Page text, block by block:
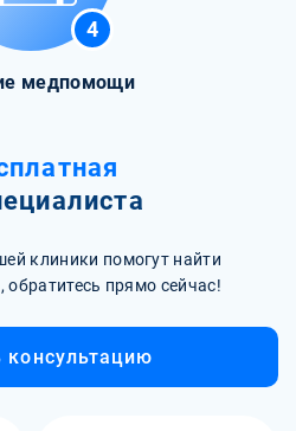
4
медпомощи
клиники помогут найти
прямо сейчас!
консультацию